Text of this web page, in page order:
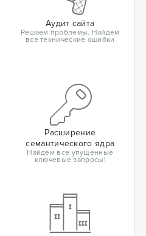
Аудит сайта
Решаем проблемы. Найдем
все технические ошибки
Расширение
семантического ядра
Найдем все упущенные
ключевые запросы!